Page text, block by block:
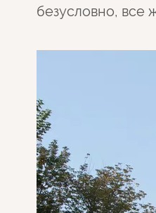
безусловно, все